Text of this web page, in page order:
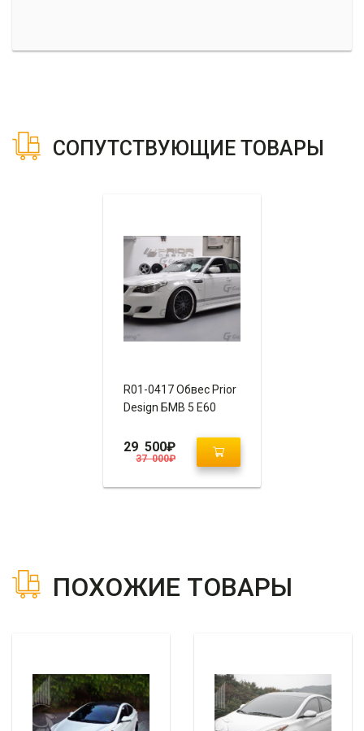
СОПУТСТВУЮЩИЕ ТОВАРЫ
R01-0417 Обвес Prior
Design БМВ 5 E60
37 000₽
29 500₽
ПОХОЖИЕ ТОВАРЫ